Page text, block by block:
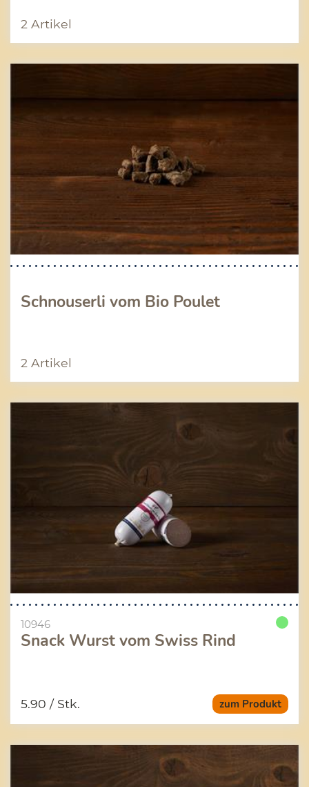
2 Artikel
Schnouserli vom Bio Poulet
2 Artikel
10946
Snack Wurst vom Swiss Rind
zum Produkt
5.90 / Stk.